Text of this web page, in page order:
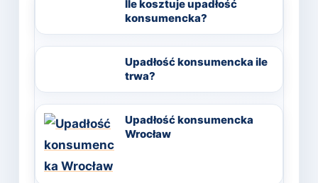
Ile kosztuje upadłość
konsumencka?
Upadłość konsumencka ile
trwa?
Upadłość konsumencka
Wrocław